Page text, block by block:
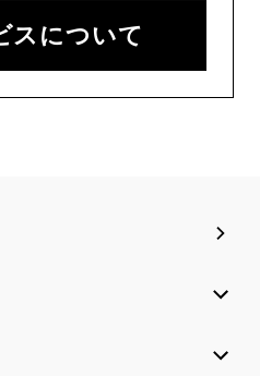
スについて